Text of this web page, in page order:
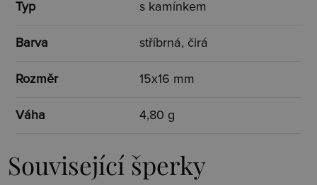
Typ s kamínkem
Barva stříbrná, čirá
Rozměr 15x16 mm
Váha 4,80 g
Související šperky